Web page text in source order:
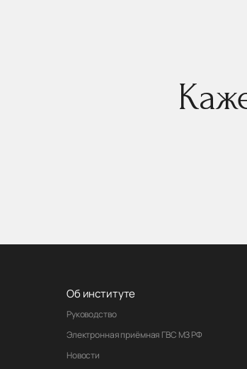
Об институте
Руководство
Электронная приёмная ГВС МЗ РФ
Новости